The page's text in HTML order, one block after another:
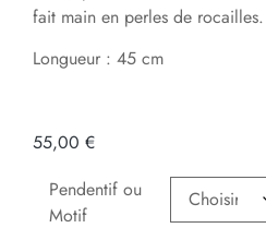
fait main en perles de rocailles.
Longueur : 45 cm
55,00 €
Pendentif ou
Motif